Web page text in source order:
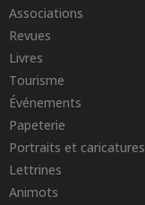
Associations
Revues
Livres
Tourisme
Événements
Papeterie
Portraits et caricatures
Lettrines
Animots